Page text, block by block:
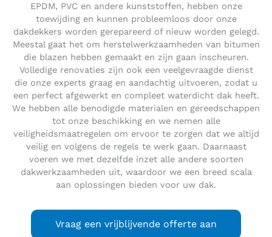
EPDM, PVC en andere kunststoffen, hebben onze
toewijding en kunnen probleemloos door onze
dakdekkers worden gerepareerd of nieuw worden gelegd.
Meestal gaat het om herstelwerkzaamheden van bitumen
die blazen hebben gemaakt en zijn gaan inscheuren.
Volledige renovaties zijn ook een veelgevraagde dienst
die onze experts graag en aandachtig uitvoeren, zodat u
een perfect afgewerkt en compleet waterdicht dak heeft.
We hebben alle benodigde materialen en gereedschappen
tot onze beschikking en we nemen alle
veiligheidsmaatregelen om ervoor te zorgen dat we altijd
veilig en volgens de regels te werk gaan. Daarnaast
voeren we met dezelfde inzet alle andere soorten
dakwerkzaamheden uit, waardoor we een breed scala
aan oplossingen bieden voor uw dak.
Vraag een vrijblijvende offerte aan